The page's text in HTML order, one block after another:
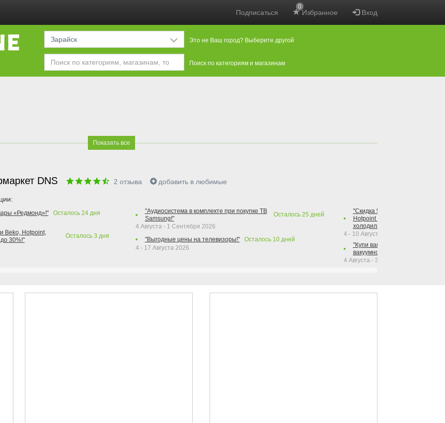
Подписаться Избранное
0
Вход
Зарайск Это не Ваш город? Выберите другой
Поиск по категориям и магазинам
Показать все
DNS 2 отзыва добавить в любимые
«Редмонд»!" Осталось 24дня
Beko, Hotpoint,
30%!"
Осталось 3 дня
"Аудиосистема в комплекте при покупке ТВ
Samsung!"
Осталось 25 дней
4 Августа - 1 Сентября 2026
"Выгодные цены на телевизоры!"
Осталось 10дней
4 - 17 Августа 2026
"Скидка 50% на варочную
Hotpoint при покупке духового
холодильника Hotpoint!"
4 - 10 Августа 2026
"Купи вакуумный упаковщик +
вакуумного упаковщика =
4 Августа - 30 Сентября 2026